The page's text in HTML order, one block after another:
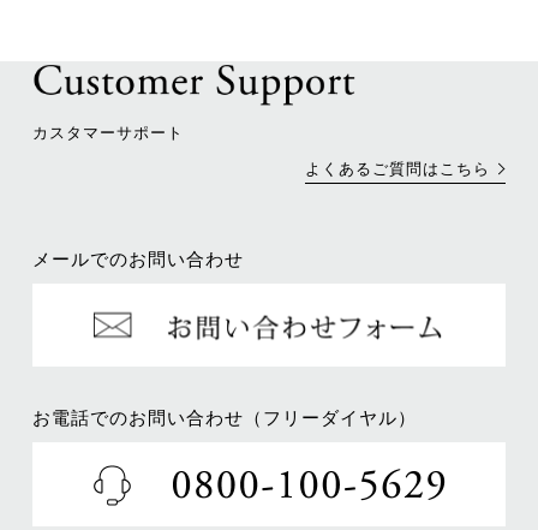
カスタマーサポート
よくあるご質問はこちら
メールでのお問い合わせ
お電話でのお問い合わせ（フリーダイヤル）